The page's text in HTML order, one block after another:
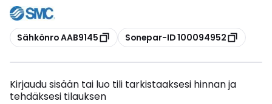
Kopioi
Sähkönro AAB9145 Kopioi
Sonepar-ID 100094952
Kirjaudu sisään tai luo tili tarkistaaksesi hinnan ja
tehdäksesi tilauksen